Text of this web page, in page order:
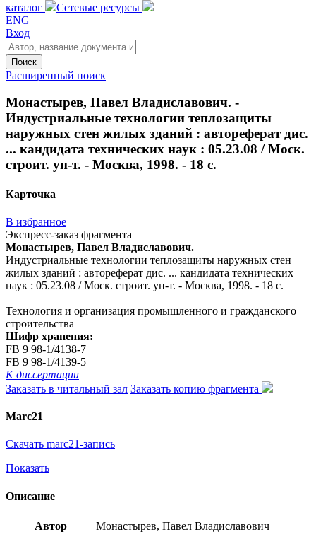
каталог
Сетевые ресурсы
ENG
Вход
Поиск
Расширенный поиск
Монастырев, Павел Владиславович. -
Индустриальные технологии теплозащиты
наружных стен жилых зданий : автореферат дис.
... кандидата технических наук : 05.23.08 / Моск.
строит. ун-т. - Москва, 1998. - 18 с.
Карточка
В избранное
Экспресс-заказ фрагмента
Монастырев, Павел Владиславович.
Индустриальные технологии теплозащиты наружных стен
жилых зданий : автореферат дис. ... кандидата технических
наук : 05.23.08 / Моск. строит. ун-т. - Москва, 1998. - 18 с.
Технология и организация промышленного и гражданского
строительства
Шифр хранения:
FB 9 98-1/4138-7
FB 9 98-1/4139-5
К диссертации
Заказать в читальный зал Заказать копию фрагмента
Marc21
Скачать marc21-запись
Показать
Описание
Автор Монастырев, Павел Владиславович